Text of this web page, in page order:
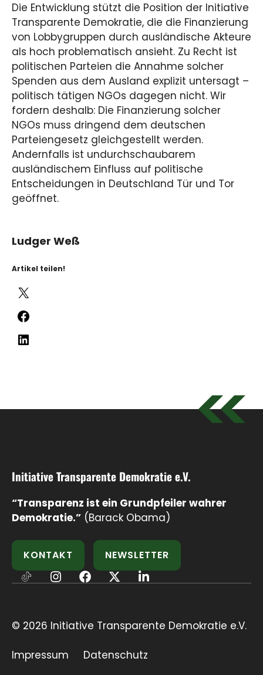
Die Entwicklung stützt die Position der Initiative
Transparente Demokratie, die die Finanzierung
von Lobbygruppen durch ausländische Akteure
als hoch problematisch ansieht. Zu Recht ist
politischen Parteien die Annahme solcher
Spenden aus dem Ausland explizit untersagt –
politisch tätigen NGOs dagegen nicht. Wir
fordern deshalb: Die Finanzierung solcher
NGOs muss dringend dem deutschen
Parteiengesetz gleichgestellt werden.
Andernfalls ist undurchschaubarem
ausländischem Einfluss auf politische
Entscheidungen in Deutschland Tür und Tor
geöffnet.
Ludger Weß
Artikel teilen!
Initiative Transparente Demokratie e.V.
“Transparenz ist ein Grundpfeiler wahrer
Demokratie.” (Barack Obama)
KONTAKT NEWSLETTER
© 2026 Initiative Transparente Demokratie e.V.
Impressum Datenschutz